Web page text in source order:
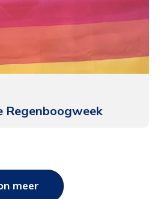
Regenboogweek
meer